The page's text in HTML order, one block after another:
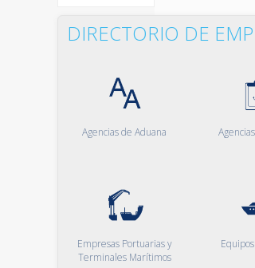
DIRECTORIO DE
Agencias de Aduana
Empresas Portuarias y
Terminales Marítimos